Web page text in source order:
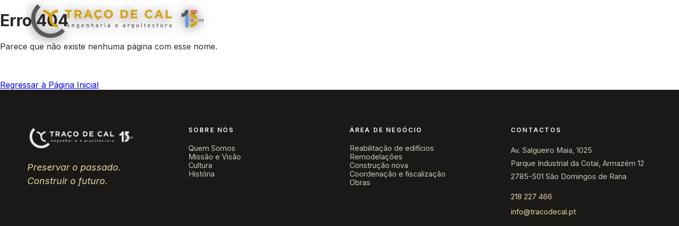
Erro 404
Parece que não existe nenhuma página com esse nome.
Regressar à Página Inicial
Preservar o passado.
Construir o futuro.
SOBRE NÓS
Quem Somos
Missão e Visão
Cultura
História
ÁREA DE NEGÓCIO
Reabilitação de edifícios
Remodelações
Construção nova
Coordenação e fiscalização
Obras
CONTACTOS
Av. Salgueiro Maia, 1025
Parque Industrial da Cotai, Armazém 12
2785-501 São Domingos de Rana
218 227 466
info@tracodecal.pt